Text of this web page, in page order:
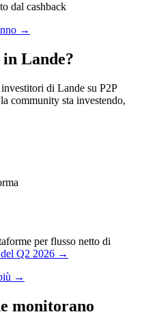
dal cashback
→
Lande?
di Lande su P2P
community sta investendo,
per flusso netto di
Q2 2026 →
→
monitorano